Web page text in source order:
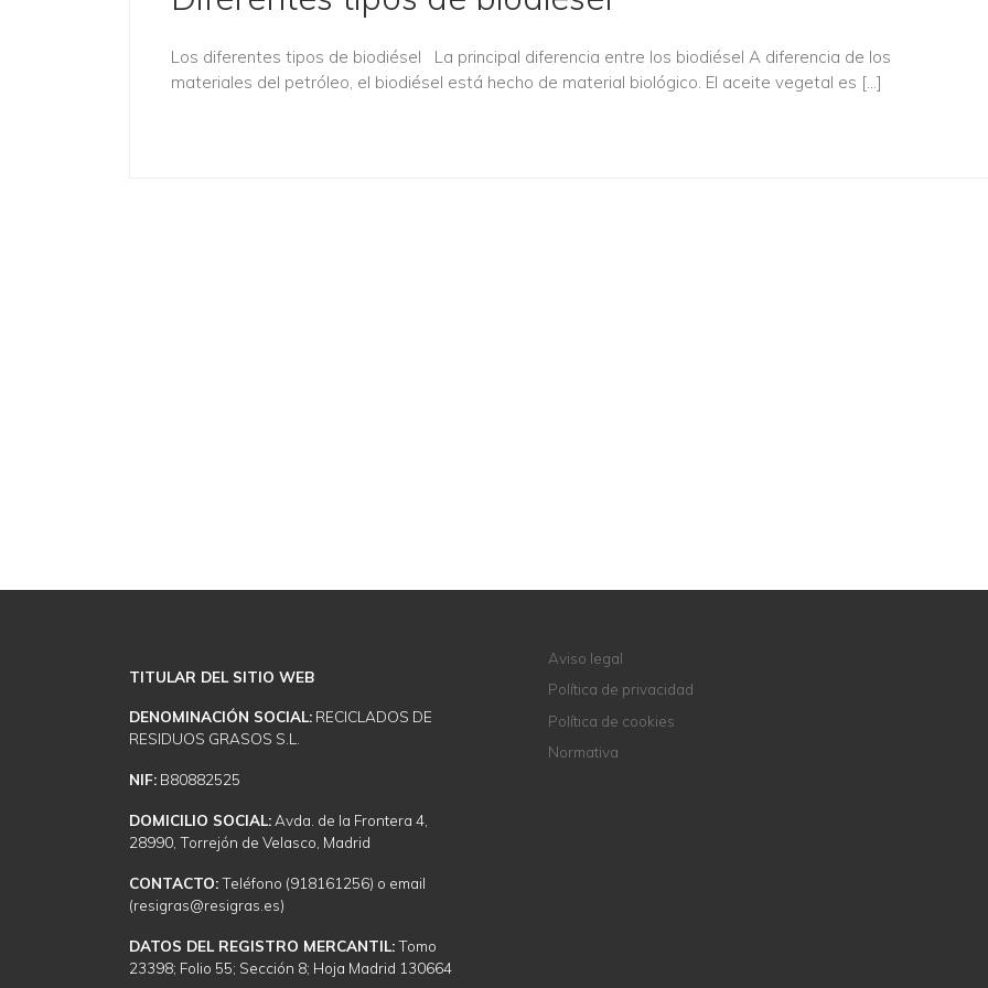
Los diferentes tipos de biodiésel La principal diferencia entre los biodiésel A diferencia de los
materiales del petróleo, el biodiésel está hecho de material biológico. El aceite vegetal es […]
TITULAR DEL SITIO WEB
DENOMINACIÓN SOCIAL: RECICLADOS DE
RESIDUOS GRASOS S.L.
NIF: B80882525
DOMICILIO SOCIAL: Avda. de la Frontera 4,
28990, Torrejón de Velasco, Madrid
CONTACTO:Teléfono (918161256) o email
(resigras@resigras.es)
DATOS DEL REGISTRO MERCANTIL:Tomo
23398; Folio 55; Sección 8; Hoja Madrid 130664
Aviso legal
Política de privacidad
Política de cookies
Normativa